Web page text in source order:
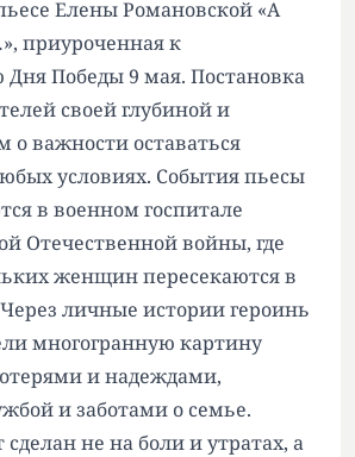
Елены Романовской «А
приуроченная к
Победы 9 мая. Постановка
своей глубиной и
важности оставаться
условиях. События пьесы
в военном госпитале
Отечественной войны, где
женщин пересекаются в
личные истории героинь
многогранную картину
и надеждами,
и заботами о семье.
не на боли и утратах, а